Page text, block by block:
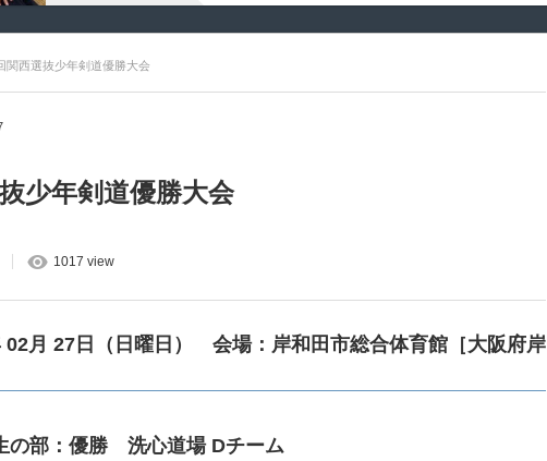
関西選抜少年剣道優勝大会
少年剣道優勝大会
1017 view
02月 27日（日曜日） 会場：岸和田市総合体育館［大阪府岸
の部：優勝 洗心道場 Dチーム